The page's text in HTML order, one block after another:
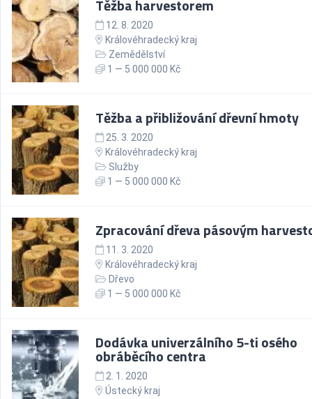
Těžba harvestorem
12. 8. 2020
Královéhradecký kraj
Zemědělství
1 — 5 000 000 Kč
Těžba a přibližování dřevní hmoty
25. 3. 2020
Královéhradecký kraj
Služby
1 — 5 000 000 Kč
Zpracování dřeva pásovým
11. 3. 2020
Královéhradecký kraj
Dřevo
1 — 5 000 000 Kč
Dodávka univerzálního 5-ti osého
obráběcího centra
2. 1. 2020
Ústecký kraj